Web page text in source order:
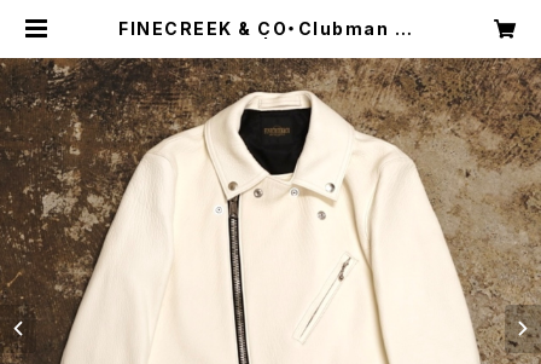
FINECREEK & CO・Clubman De
ading